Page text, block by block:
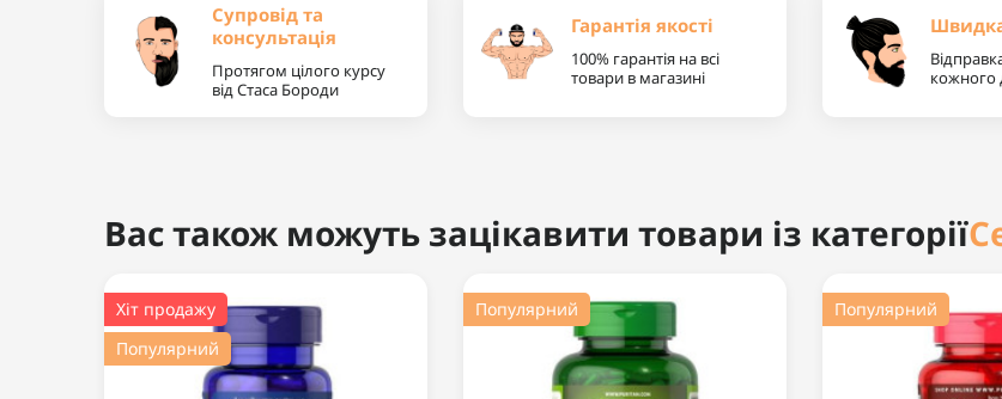
Супровід та
консультація
Протягом цілого курсу
від Стаса Бороди
Гарантія якості
100% гарантія на всі
товари в магазині
кожного
Вас також можуть зацікавити товари із категорії
Хіт продажу
Популярний
Популярний Популярний